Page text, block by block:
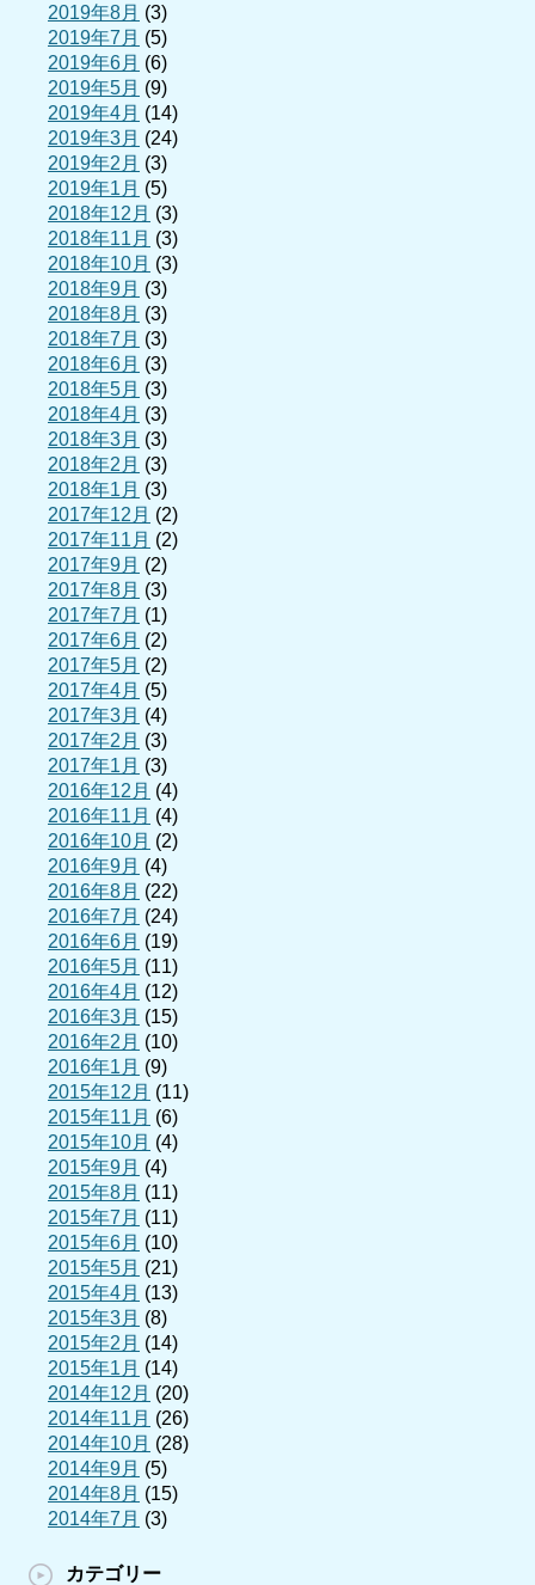
2019年8月 (3)
2019年7月 (5)
2019年6月 (6)
2019年5月 (9)
2019年4月 (14)
2019年3月 (24)
2019年2月 (3)
2019年1月 (5)
2018年12月 (3)
2018年11月 (3)
2018年10月 (3)
2018年9月 (3)
2018年8月 (3)
2018年7月 (3)
2018年6月 (3)
2018年5月 (3)
2018年4月 (3)
2018年3月 (3)
2018年2月 (3)
2018年1月 (3)
2017年12月 (2)
2017年11月 (2)
2017年9月 (2)
2017年8月 (3)
2017年7月 (1)
2017年6月 (2)
2017年5月 (2)
2017年4月 (5)
2017年3月 (4)
2017年2月 (3)
2017年1月 (3)
2016年12月 (4)
2016年11月 (4)
2016年10月 (2)
2016年9月 (4)
2016年8月 (22)
2016年7月 (24)
2016年6月 (19)
2016年5月 (11)
2016年4月 (12)
2016年3月 (15)
2016年2月 (10)
2016年1月 (9)
2015年12月 (11)
2015年11月 (6)
2015年10月 (4)
2015年9月 (4)
2015年8月 (11)
2015年7月 (11)
2015年6月 (10)
2015年5月 (21)
2015年4月 (13)
2015年3月 (8)
2015年2月 (14)
2015年1月 (14)
2014年12月 (20)
2014年11月 (26)
2014年10月 (28)
2014年9月 (5)
2014年8月 (15)
2014年7月 (3)
カテゴリー